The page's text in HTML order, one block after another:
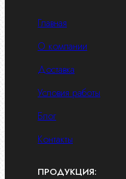
Главная
О компании
Доставка
Условия работы
Блог
Контакты
ПРОДУКЦИЯ: